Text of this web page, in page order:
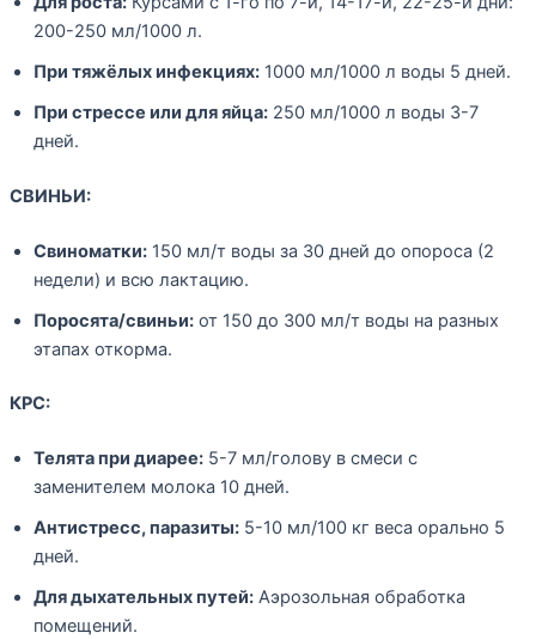
200-250 мл/1000 л.
При тяжёлых инфекциях: 1000 мл/1000 л воды 5 дней.
При стрессе или для яйца: 250 мл/1000 л воды 3-7
дней.
СВИНЬИ:
Свиноматки: 150 мл/т воды за 30 дней до опороса (2
недели) и всю лактацию.
Поросята/свиньи: от 150 до 300 мл/т воды на разных
этапах откорма.
КРС:
Телята при диарее: 5-7 мл/голову в смеси с
заменителем молока 10 дней.
Антистресс, паразиты: 5-10 мл/100 кг веса орально 5
дней.
Для дыхательных путей: Аэрозольная обработка
помещений.